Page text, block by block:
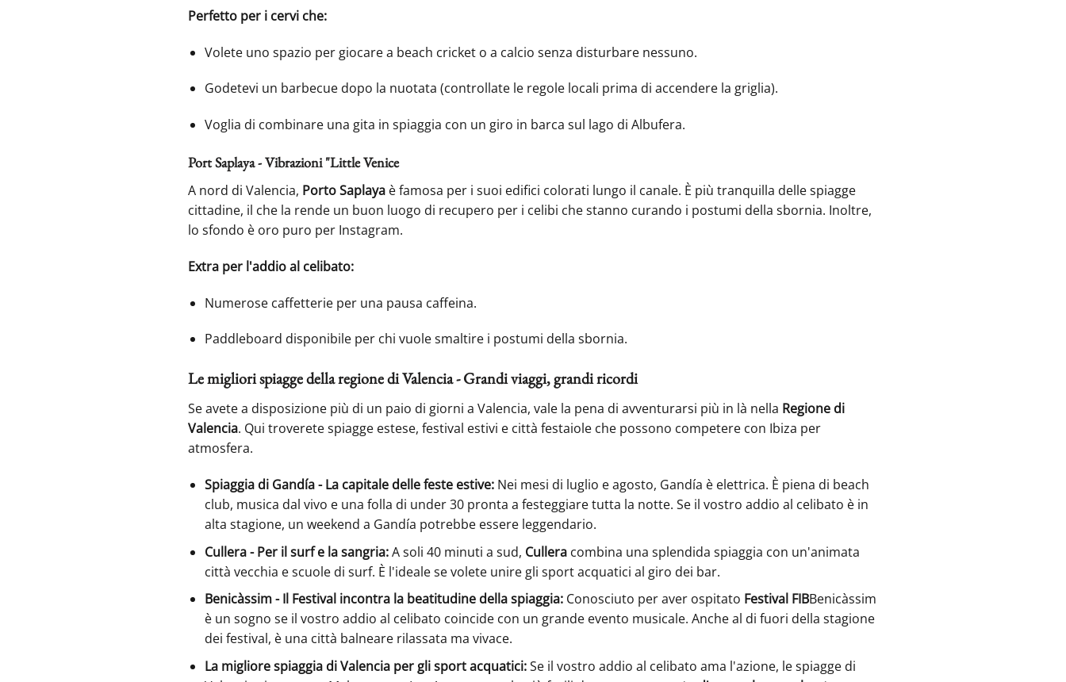
Perfetto per i cervi che:
Volete uno spazio per giocare a beach cricket o a calcio senza disturbare nessuno.
Godetevi un barbecue dopo la nuotata (controllate le regole locali prima di accendere la griglia).
Voglia di combinare una gita in spiaggia con un giro in barca sul lago di Albufera.
Port Saplaya - Vibrazioni "Little Venice
A nord di Valencia, Porto Saplaya è famosa per i suoi edifici colorati lungo il canale. È più tranquilla delle spiagge
cittadine, il che la rende un buon luogo di recupero per i celibi che stanno curando i postumi della sbornia. Inoltre,
lo sfondo è oro puro per Instagram.
Extra per l'addio al celibato:
Numerose caffetterie per una pausa caffeina.
Paddleboard disponibile per chi vuole smaltire i postumi della sbornia.
Le migliori spiagge della regione di Valencia - Grandi viaggi, grandi ricordi
Se avete a disposizione più di un paio di giorni a Valencia, vale la pena di avventurarsi più in là nella Regione di
Valencia. Qui troverete spiagge estese, festival estivi e città festaiole che possono competere con Ibiza per
atmosfera.
Spiaggia di Gandía - La capitale delle feste estive: Nei mesi di luglio e agosto, Gandía è elettrica. È piena di beach
club, musica dal vivo e una folla di under 30 pronta a festeggiare tutta la notte. Se il vostro addio al celibato è in
alta stagione, un weekend a Gandía potrebbe essere leggendario.
Cullera - Per il surf e la sangria:A soli 40 minuti a sud, Culleracombina una splendida spiaggia con un'animata
città vecchia e scuole di surf. È l'ideale se volete unire gli sport acquatici al giro dei bar.
Benicàssim - Il Festival incontra la beatitudine della spiaggia: Conosciuto per aver ospitato Festival FIBBenicàssim
è un sogno se il vostro addio al celibato coincide con un grande evento musicale. Anche al di fuori della stagione
dei festival, è una città balneare rilassata ma vivace.
La migliore spiaggia di Valencia per gli sport acquatici:Se il vostro addio al celibato ama l'azione, le spiagge di